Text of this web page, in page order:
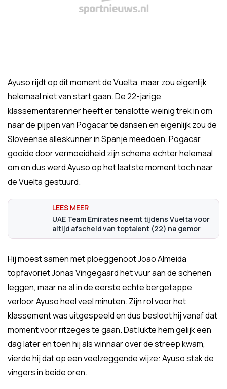
Ayuso rijdt op dit moment de Vuelta, maar zou eigenlijk
helemaal niet van start gaan. De 22-jarige
klassementsrenner heeft er tenslotte weinig trek in om
naar de pijpen van Pogacar te dansen en eigenlijk zou de
Sloveense alleskunner in Spanje meedoen. Pogacar
gooide door vermoeidheid zijn schema echter helemaal
om en dus werd Ayuso op het laatste moment toch naar
de Vuelta gestuurd.
UAE Team Emirates neemt tijdens Vuelta voor
altijd afscheid van toptalent (22) na gemor
Hij moest samen met ploeggenoot Joao Almeida
topfavoriet Jonas Vingegaard het vuur aan de schenen
leggen, maar na al in de eerste echte bergetappe
verloor Ayuso heel veel minuten. Zijn rol voor het
klassement was uitgespeeld en dus besloot hij vanaf dat
moment voor ritzeges te gaan. Dat lukte hem gelijk een
dag later en toen hij als winnaar over de streep kwam,
vierde hij dat op een veelzeggende wijze: Ayuso stak de
vingers in beide oren.